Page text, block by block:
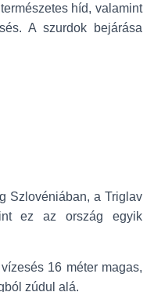
híd, valamint
A szurdok bejárása
Szlovéniában, a Triglav
ez az ország egyik
16 méter magas,
zúdul alá.